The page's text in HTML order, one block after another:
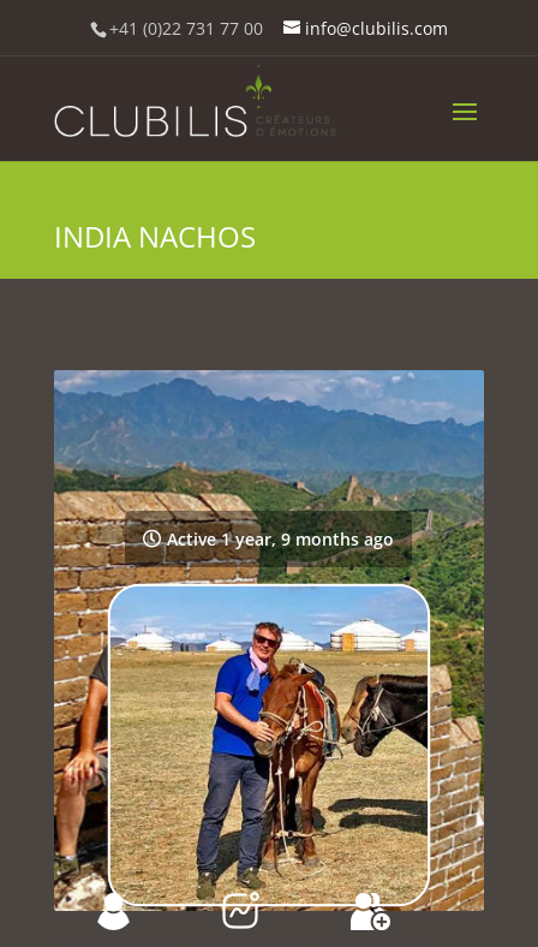
+41 (0)22 731 77 00 info@clubilis.com
INDIA NACHOS
Active 1 year, 9 months ago